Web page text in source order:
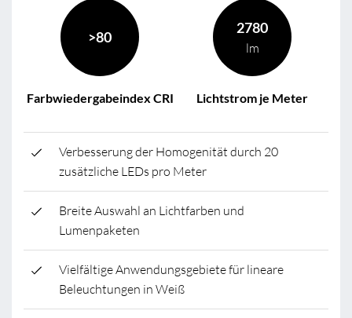
>80
Farbwiedergabeindex CRI
2780
lm
Lichtstrom je Meter
Verbesserung der Homogenität durch 20
zusätzliche LEDs pro Meter
Breite Auswahl an Lichtfarben und
Lumenpaketen
Vielfältige Anwendungsgebiete für lineare
Beleuchtungen in Weiß